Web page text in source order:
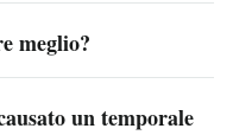
meglio?
un temporale